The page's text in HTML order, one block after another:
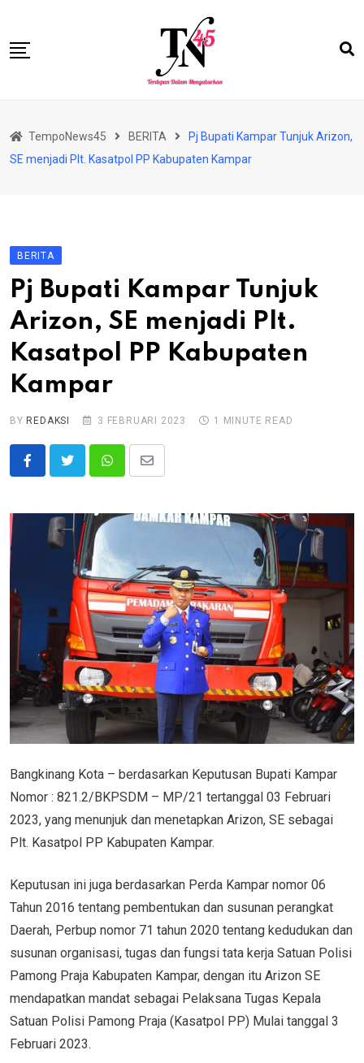
content
BISNIS
RIAU
PERISTIWA
OLAHRAGA
PENDIDIKAN
TempoNews45 BERITA
Pj Bupati Kampar Tunjuk Arizon,
SE menjadi Plt. Kasatpol PP Kabupaten Kampar
BERITA
Pj Bupati Kampar Tunjuk
Arizon, SE menjadi Plt.
Kasatpol PP Kabupaten
Kampar
BY REDAKSI 3 FEBRUARI 2023 1 MINUTE READ
WhatsappShare
Email
Bangkinang Kota – berdasarkan Keputusan Bupati Kampar
Nomor : 821.2/BKPSDM – MP/21 tertanggal 03 Februari
2023, yang menunjuk dan menetapkan Arizon, SE sebagai
Plt. Kasatpol PP Kabupaten Kampar.
Keputusan ini juga berdasarkan Perda Kampar nomor 06
Tahun 2016 tentang pembentukan dan susunan perangkat
Daerah, Perbup nomor 71 tahun 2020 tentang kedudukan dan
susunan organisasi, tugas dan fungsi tata kerja Satuan Polisi
Pamong Praja Kabupaten Kampar, dengan itu Arizon SE
mendapatkan mandat sebagai Pelaksana Tugas Kepala
Satuan Polisi Pamong Praja (Kasatpol PP) Mulai tanggal 3
Februari 2023.